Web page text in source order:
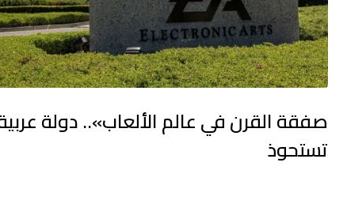
صفقة القرن في عالم الألعاب».. دولة
تستحوذ